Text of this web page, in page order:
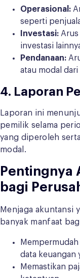
Operasional:
seperti
Investasi: Arus
investasi
Pendanaan:
atau modal
4. Laporan
Laporan ini
pemilik selama
yang diperoleh
modal.
Pentingnya
bagi
Menjaga akuntansi
banyak manfaat
data keuangan
Memastikan